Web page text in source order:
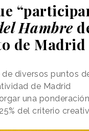
Hambre
de Madrid
diversos puntos
de Madrid
una
del criterio